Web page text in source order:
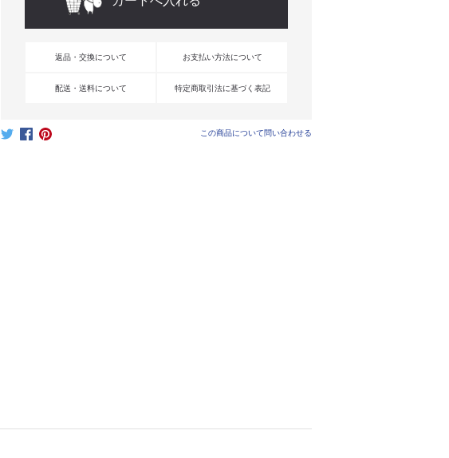
返品・交換について お支払い方法について
配送・送料について 特定商取引法に基づく表記
この商品について問い合わせる